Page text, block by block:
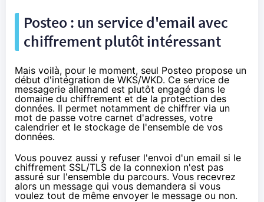
Posteo : un service d'email avec
chiffrementplutôt intéressant
Mais voilà, pour le moment, seul Posteo propose un
début d'intégration de WKS/WKD. Ce service de
messagerie allemand est plutôt engagé dans le
domaine du chiffrement et de la protection des
données. Il permet notamment de chiffrer via un
mot de passe votre carnet d'adresses, votre
calendrier et le stockage de l'ensemble de vos
données.
Vous pouvez aussi y refuser l'envoi d'un email si le
chiffrement SSL/TLS de la connexion n'est pas
assuré sur l'ensemble du parcours. Vous recevrez
alors un message qui vous demandera si vous
voulez tout de même envoyer le message ou non.